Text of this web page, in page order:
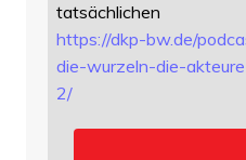
tatsächlichen
https://dkp-bw.de/
die-wurzeln-die-
2/